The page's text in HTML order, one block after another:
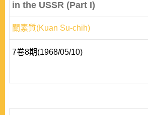
in the USSR (Part I)
關素質(Kuan Su-chih)
7卷8期(1968/05/10)